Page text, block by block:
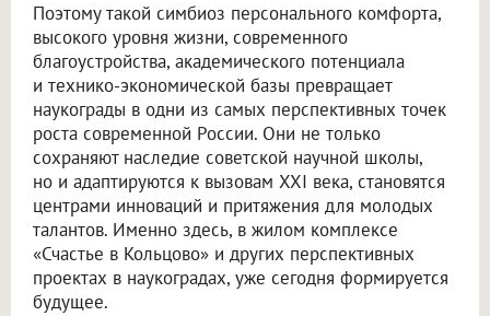
Поэтому такой симбиоз персонального комфорта,
высокого уровня жизни, современного
благоустройства, академического потенциала
и технико-экономической базы превращает
наукограды в одни из самых перспективных точек
роста современной России. Они не только
сохраняют наследие советской научной школы,
но и адаптируются к вызовам XXI века, становятся
центрами инноваций и притяжения для молодых
талантов. Именно здесь, в жилом комплексе
«Счастье в Кольцово» и других перспективных
проектах в наукоградах, уже сегодня формируется
будущее.